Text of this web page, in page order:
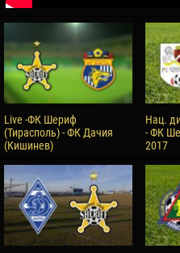
24 February
Vladislav COSTIN
02 March
Veaceslav COZMA
09 March
Emmanuel AFETSE
20 March
Jayder Moreno ASPRILLA
22 March
Samba KONÉ
26 March
Vitor Hugo Morais de OLIVEIRA
24
15
24
28
10
Live -ФК Шериф
(Тирасполь) - ФК Дачия
(Кишинев)
Нац.
- ФК
2017